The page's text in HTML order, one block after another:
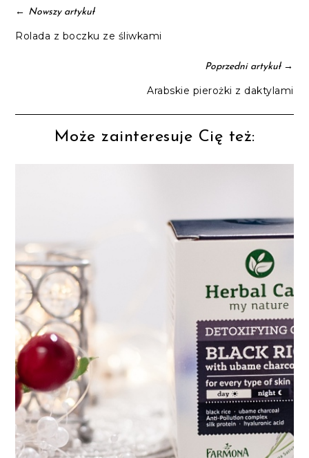
← Nowszy artykuł
Rolada z boczku ze śliwkami
Poprzedni artykuł→
Arabskie pierożki z daktylami
Może zainteresuje Cię też: